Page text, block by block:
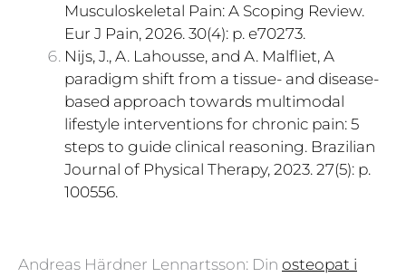
Musculoskeletal Pain: A Scoping Review.
Eur J Pain, 2026. 30(4): p. e70273.
Nijs, J., A. Lahousse, and A. Malfliet, A
paradigm shift from a tissue- and disease-
based approach towards multimodal
lifestyle interventions for chronic pain: 5
steps to guide clinical reasoning. Brazilian
Journal of Physical Therapy, 2023. 27(5): p.
100556.
Andreas Härdner Lennartsson: Din osteopat i